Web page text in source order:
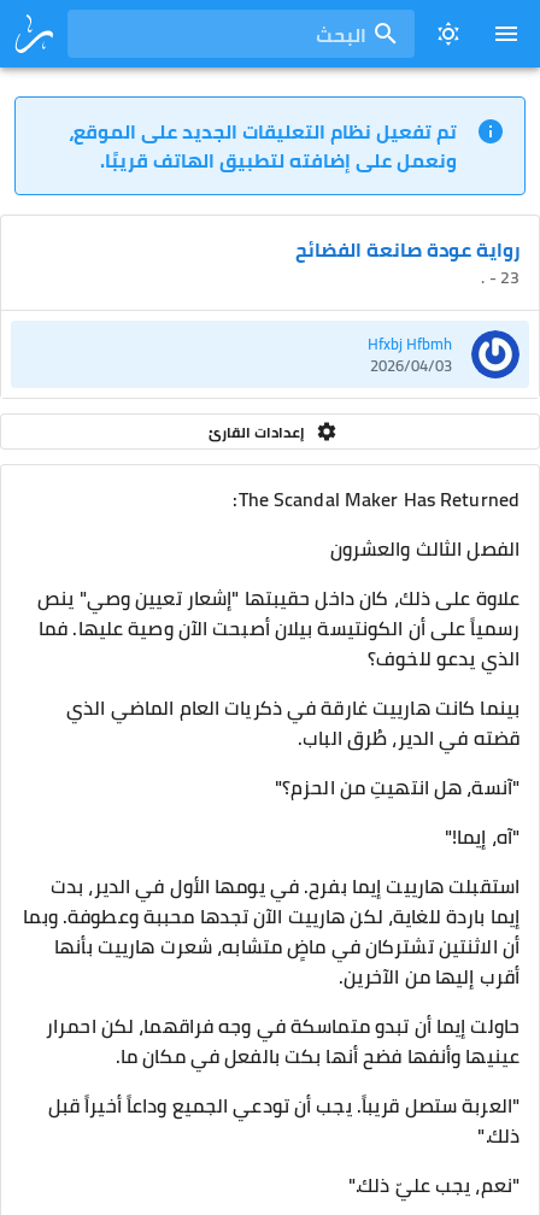
البحث
تم تفعيل نظام التعليقات الجديد على الموقع،
ونعمل على إضافته لتطبيق الهاتف قريبًا.
رواية عودة صانعة الفضائح
23 - .
Hfxbj Hfbmh
2026/04/03
إعدادات القارئ
The Scandal Maker Has Returned:
الفصل الثالث والعشرون
​علاوة على ذلك، كان داخل حقيبتها "إشعار تعيين وصي" ينص
رسمياً على أن الكونتيسة بيلان أصبحت الآن وصية عليها. فما
الذي يدعو للخوف؟
​بينما كانت هارييت غارقة في ذكريات العام الماضي الذي
قضته في الدير، طُرق الباب.
"آنسة، هل انتهيتِ من الحزم؟"
"آه، إيما!"
استقبلت هارييت إيما بفرح. في يومها الأول في الدير، بدت
إيما باردة للغاية، لكن هارييت الآن تجدها محببة وعطوفة. وبما
أن الاثنتين تشتركان في ماضٍ متشابه، شعرت هارييت بأنها
أقرب إليها من الآخرين.
​حاولت إيما أن تبدو متماسكة في وجه فراقهما، لكن احمرار
عينيها وأنفها فضح أنها بكت بالفعل في مكان ما.
"العربة ستصل قريباً. يجب أن تودعي الجميع وداعاً أخيراً قبل
ذلك."
"نعم، يجب عليّ ذلك."